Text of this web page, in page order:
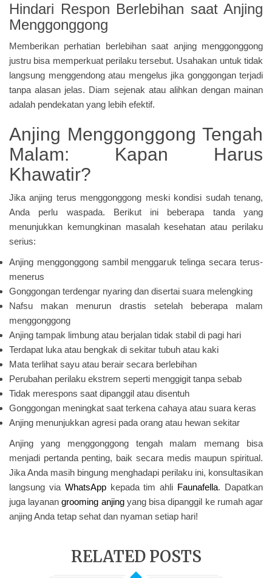
Hindari Respon Berlebihan saat Anjing
Menggonggong
Memberikan perhatian berlebihan saat anjing menggonggong
justru bisa memperkuat perilaku tersebut. Usahakan untuk tidak
langsung menggendong atau mengelus jika gonggongan terjadi
tanpa alasan jelas. Diam sejenak atau alihkan dengan mainan
adalah pendekatan yang lebih efektif.
Anjing Menggonggong Tengah
Malam: Kapan Harus
Khawatir?
Jika anjing terus menggonggong meski kondisi sudah tenang,
Anda perlu waspada. Berikut ini beberapa tanda yang
menunjukkan kemungkinan masalah kesehatan atau perilaku
serius:
Anjing menggonggong sambil menggaruk telinga secara terus-
menerus
Gonggongan terdengar nyaring dan disertai suara melengking
Nafsu makan menurun drastis setelah beberapa malam
menggonggong
Anjing tampak limbung atau berjalan tidak stabil di pagi hari
Terdapat luka atau bengkak di sekitar tubuh atau kaki
Mata terlihat sayu atau berair secara berlebihan
Perubahan perilaku ekstrem seperti menggigit tanpa sebab
Tidak merespons saat dipanggil atau disentuh
Gonggongan meningkat saat terkena cahaya atau suara keras
Anjing menunjukkan agresi pada orang atau hewan sekitar
Anjing yang menggonggong tengah malam memang bisa
menjadi pertanda penting, baik secara medis maupun spiritual.
Jika Anda masih bingung menghadapi perilaku ini, konsultasikan
langsung via WhatsAppkepada tim ahli Faunafella. Dapatkan
juga layanangrooming anjingyang bisa dipanggil ke rumah agar
anjing Anda tetap sehat dan nyaman setiap hari!
RELATED POSTS